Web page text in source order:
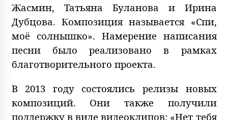
Жасмин, Татьяна Буланова и Ирина
Дубцова. Композиция называется «Спи,
моё солнышко». Намерение написания
песни было реализовано в рамках
благотворительного проекта.
В 2013 году состоялись релизы новых
композиций. Они также получили
поддержку в виде видеоклипов: «Нет тебя